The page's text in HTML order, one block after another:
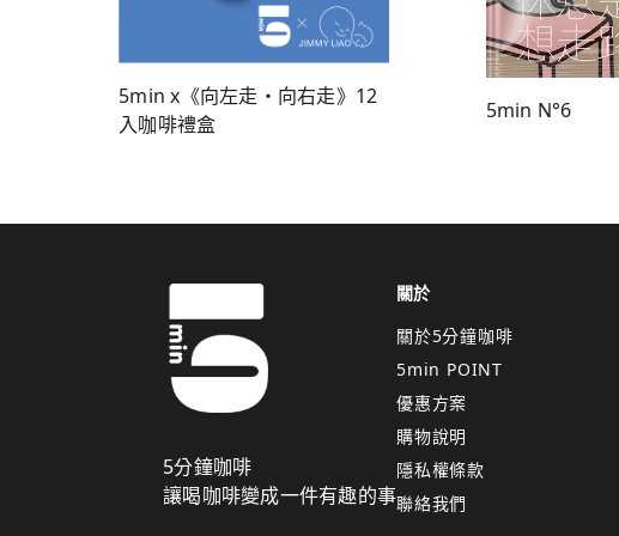
5min x《向左走・向右走》12
入咖啡禮盒
5min N°6
5分鐘咖啡
讓喝咖啡變成一件有趣的事
關於
關於5分鐘咖啡
5min POINT
優惠方案
購物說明
隱私權條款
聯絡我們